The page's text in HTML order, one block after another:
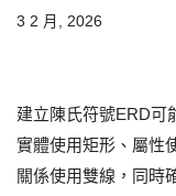
3 2 月, 2026
建立陳氏符號ERD
實體使用矩形、屬性
關係使用雙線，同時